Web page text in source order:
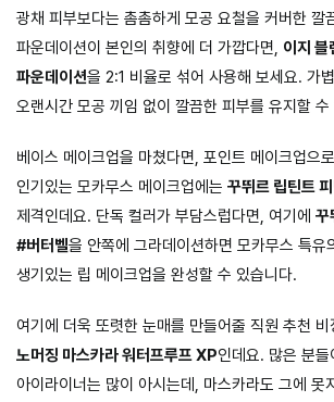
광채 피부보다는 촘촘하게 모공 요철을 커버한 깔
파운데이션이 본인의 취향에 더 가깝다면, 이지 블
파운데이션을 2:1 비율로 섞어 사용해 보세요. 가
오랜시간 모공 끼임 없이 깔끔한 피부를 유지할 수
베이스 메이크업을 마쳤다면, 포인트 메이크업으
인기있는 모카무스 메이크업에는 꾸뛰르 립틴트
제격인데요. 단독 컬러가 부담스럽다면, 여기에 꾸
#버터벨을 안쪽에 그라데이션하면 모카무스 특유
생기있는 립 메이크업을 완성할 수 있습니다.
여기에 더욱 또렷한 눈매를 만들어줄 직원 추천
노머징 마스카라 워터프루프 XP인데요. 많은 분
아이라이너는 많이 아시는데, 마스카라도 그에 못